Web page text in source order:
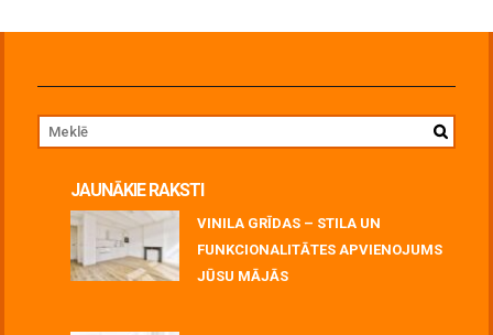
JAUNĀKIE RAKSTI
VINILA GRĪDAS – STILA UN
FUNKCIONALITĀTES APVIENOJUMS
JŪSU MĀJĀS